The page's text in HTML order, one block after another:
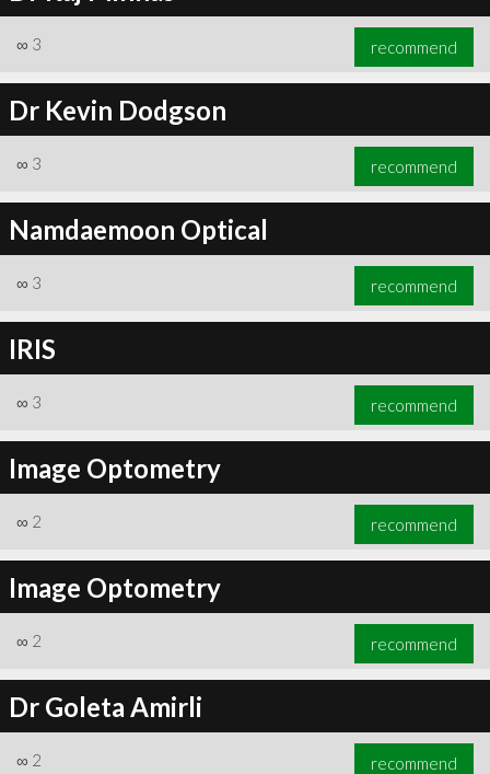
∞ 3 recommend
Dr Kevin Dodgson
∞ 3 recommend
Namdaemoon Optical
∞ 3 recommend
IRIS
∞ 3 recommend
Image Optometry
∞ 2 recommend
Image Optometry
∞ 2 recommend
Dr Goleta Amirli
∞ 2 recommend